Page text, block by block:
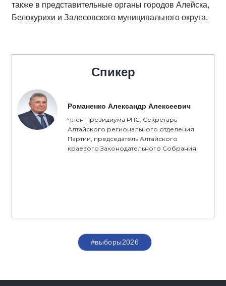
также в представительные органы городов Алейска,
Белокурихи и Залесовского муниципального округа.
Спикер
Романенко Александр Алексеевич
Член Президиума РПС, Секретарь
Алтайского регионального отделения
Партии, председатель Алтайского
краевого Законодательного Собрания
#выборы2026